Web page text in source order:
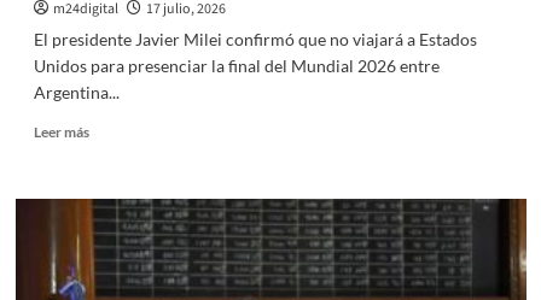
m24digital
17 julio, 2026
El presidente Javier Milei confirmó que no viajará a Estados
Unidos para presenciar la final del Mundial 2026 entre
Argentina...
Leer másLeer
El
Presidente
habló
de
Malvinas,